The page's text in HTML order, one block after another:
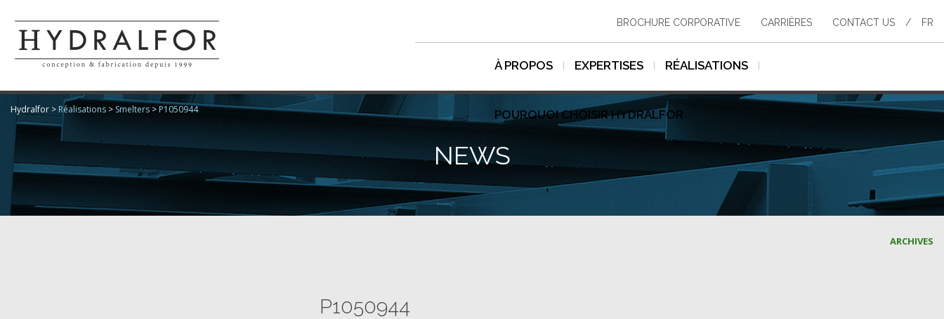
FR
/
BROCHURE CORPORATIVE CARRIÈRES CONTACT US
À PROPOS EXPERTISES RÉALISATIONS
POURQUOI CHOISIR HYDRALFOR
Hydralfor > Réalisations > Smelters > P1050944
NEWS
ARCHIVES
P1050944